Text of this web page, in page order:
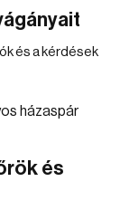
és a kérdések
és